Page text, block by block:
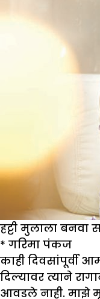
हट्टी मुलाला
* गरिमा पंकज
काही दिवसांपूर्वी
दिल्यावर त्याने
आवडले नाही. माझे